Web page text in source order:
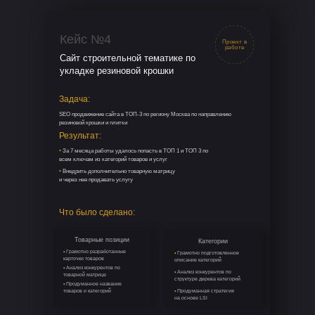
Кейс №4
Задача:
SEO продвижение сайта в ТОП-3 по региону Москва по направлению
резиновой крошки и плитки
Результат:
• За 7 месяца работы удалось попасть в ТОП 1 и ТОП 3 по
всем ключам из категорий товаров и услуг
• Внедрить дополнительно товарную матрицу
и через нее продавать услугу
Что было сделано:
Товарные позиции
• Грамотно разработанные
карточки товаров
• Анализ конкурентов по
товарной матрице
• Продуманное название
товаров и категорий
Категории
• Грамотно подготовленное
описание категорий
• Анализ конкурентов по
структуре дерева категорий
• Продуманная стратегия
на основе LSI
Проект в
работе
Сайт строительной тематике по
укладке резиновой крошки